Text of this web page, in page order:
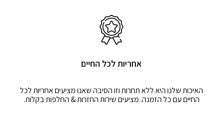
אחריות לכל החיים
האיכות שלנו היא ללא תחרות וזו הסיבה שאנו מציעים אחריות לכל
החיים עם כל הזמנה. מציעים שירות החזרות & החלפות בקלות.